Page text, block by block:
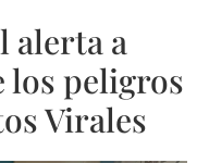
alerta a
los peligros
Virales